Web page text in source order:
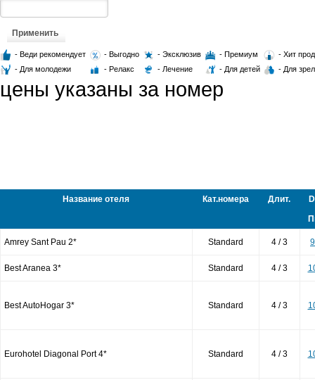
Применить
- Веди рекомендует - Выгодно - Эксклюзив - Премиум
- Хит
- Для молодежи
- Релакс - Лечение - Для детей - Для
цены указаны за номер
Название отеля Кат.номера Длит.
Amrey Sant Pau 2* Standard 4 / 3
Best Aranea 3* Standard 4 / 3
Best AutoHogar 3* Standard 4 / 3
Eurohotel Diagonal Port 4* Standard 4 / 3